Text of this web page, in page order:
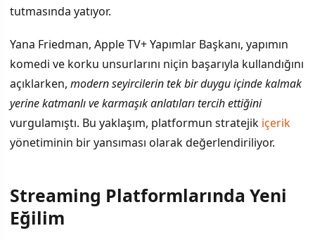
tutmasında yatıyor.
Yana Friedman, Apple TV+ Yapımlar Başkanı, yapımın
komedi ve korku unsurlarını niçin başarıyla kullandığını
açıklarken, modern seyircilerin tek bir duygu içinde kalmak
yerine katmanlı ve karmaşık anlatıları tercih ettiğini
vurgulamıştı. Bu yaklaşım, platformun stratejik içerik
yönetiminin bir yansıması olarak değerlendiriliyor.
Streaming Platformlarında Yeni
Eğilim